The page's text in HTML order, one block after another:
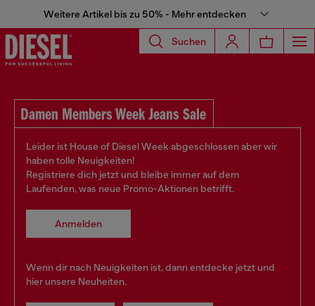
Weitere Artikel bis zu 50% - Mehr entdecken
Suchen
Damen Members Week Jeans Sale
Leider ist House of Diesel Week abgeschlossen aber wir
haben tolle Neuigkeiten!
Registriere dich jetzt und bleibe immer auf dem
Laufenden, was neue Promo-Aktionen betrifft.
Anmelden
Wenn dir nach Neuigkeiten ist, dann entdecke jetzt und
hier unsere Neuheiten.